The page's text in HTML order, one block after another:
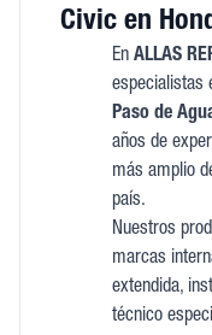
Civic en
En ALLAS
especialistas
Paso de
años de
más amplio
país.
Nuestros
marcas
extendida,
técnico